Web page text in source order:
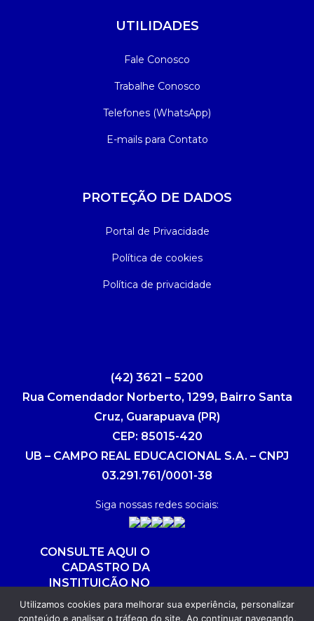
UTILIDADES
Fale Conosco
Trabalhe Conosco
Telefones (WhatsApp)
E-mails para Contato
PROTEÇÃO DE DADOS
Portal de Privacidade
Política de cookies
Política de privacidade
(42) 3621 – 5200
Rua Comendador Norberto, 1299, Bairro Santa
Cruz, Guarapuava (PR)
CEP: 85015-420
UB – CAMPO REAL EDUCACIONAL S.A. – CNPJ
03.291.761/0001-38
Siga nossas redes sociais:
CONSULTE AQUI O
CADASTRO DA
INSTITUIÇÃO NO
SISTEMA E-MEC
Utilizamos cookies para melhorar sua experiência, personalizar
conteúdo e analisar o tráfego do site. Ao continuar navegando,